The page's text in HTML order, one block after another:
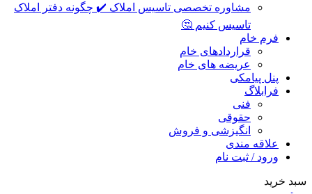
مشاوره تخصصی تاسیس املاک ✔️ چگونه دفتر املاک
تاسیس کنیم 🤔
فرم خام
قراردادهای خام
عریضه های خام
پنل پیامکی
فرابلاگ
فنی
حقوقی
انگیزشی و فروش
علاقه مندی
ورود / ثبت نام
سبد خرید